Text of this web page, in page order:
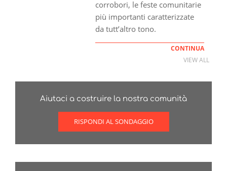
corrobori, le feste comunitarie
più importanti caratterizzate
da tutt’altro tono.
CONTINUA
VIEW ALL
Aiutaci a costruire la nostra comunità
RISPONDI AL SONDAGGIO